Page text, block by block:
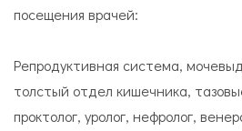
посещения врачей:
Репродуктивная система,
толстый отдел кишечника,
проктолог, уролог, нефролог,